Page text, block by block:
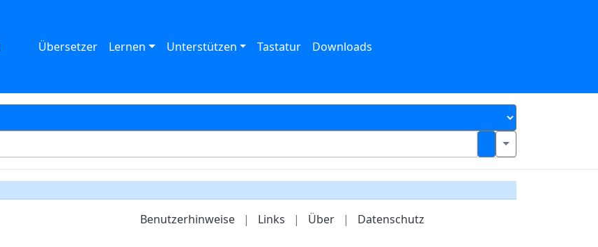
Übersetzer Lernen Unterstützen Tastatur Downloads
Benutzerhinweise | Links | Über | Datenschutz